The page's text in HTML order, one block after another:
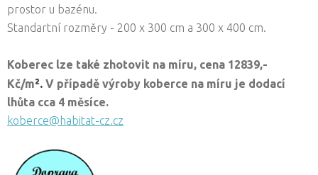
prostor u bazénu.
Standartní rozměry - 200 x 300 cm a 300 x 400 cm.
Koberec lze také zhotovit na míru, cena 12839,-
Kč/m². V případě výroby koberce na míru je dodací
lhůta cca 4 měsíce.
koberce@habitat-cz.cz